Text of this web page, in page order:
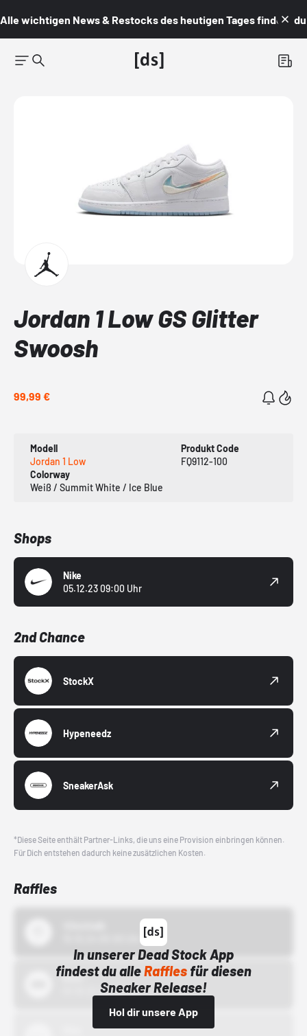
Alle wichtigen News & Restocks des heutigen Tages findest du
Jordan 1 Low GS Glitter
Swoosh
99,99 €
Modell
Jordan 1 Low
Produkt Code
FQ9112-100
Colorway
Weiß / Summit White / Ice Blue
Shops
Nike
05.12.23 09:00 Uhr
2nd Chance
StockX
Hypeneedz
SneakerAsk
*Diese Seite enthält Partner-Links, die uns eine Provision einbringen können.
Für Dich entstehen dadurch keine zusätzlichen Kosten.
Raffles
In unserer Dead Stock App
findest du alleRafflesfür diesen
Sneaker Release!
Hol dir unsere App
Bstn
01.10.22 00:00 Uhr